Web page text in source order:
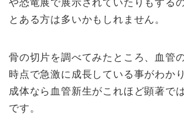
とある方は多いかもしれません。
骨の切片を調べてみたところ、血管
時点で急激に成長している事がわか
成体なら血管新生がこれほど顕著で
です。